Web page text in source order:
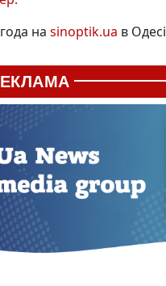
на sinoptik.ua в Одесі